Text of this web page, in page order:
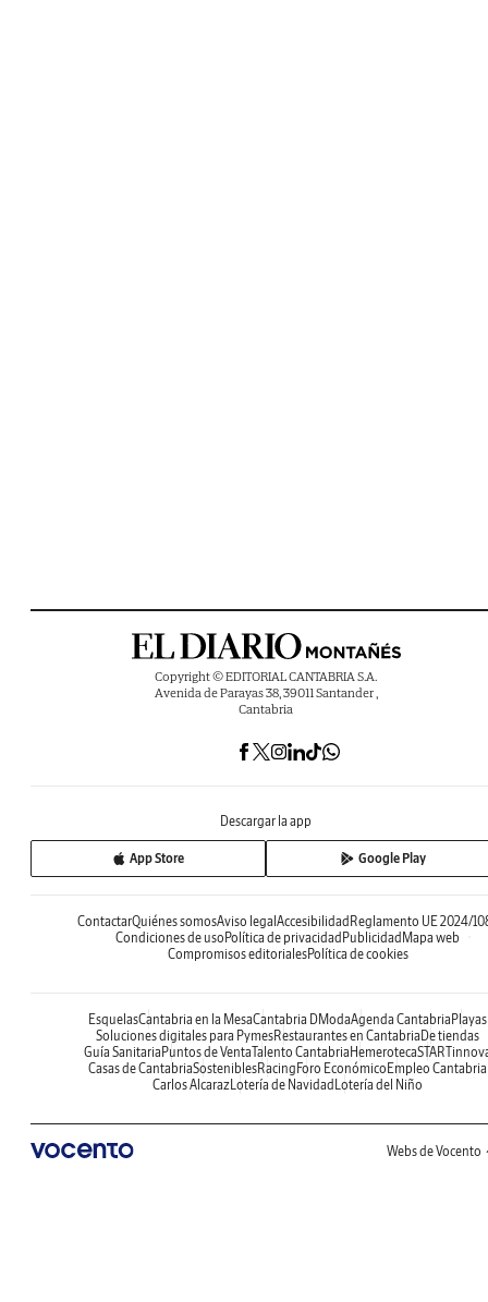
Copyright © EDITORIAL CANTABRIA S.A.
Avenida de Parayas 38, 39011 Santander ,
Cantabria
Descargar la app
App Store Google Play
ContactarQuiénes somosAviso legalAccesibilidadReglamento UE 2024/
Condiciones de usoPolítica de privacidadPublicidadMapa web
Compromisos editorialesPolítica de cookies
EsquelasCantabria en la MesaCantabria DModaAgenda CantabriaPlayas
Soluciones digitales para PymesRestaurantes en CantabriaDe tiendas
Guía SanitariaPuntos de VentaTalento CantabriaHemeroteca
Casas de CantabriaSosteniblesRacingForo EconómicoEmpleo Cantabria
Carlos AlcarazLotería de NavidadLotería del Niño
Webs de Vocento